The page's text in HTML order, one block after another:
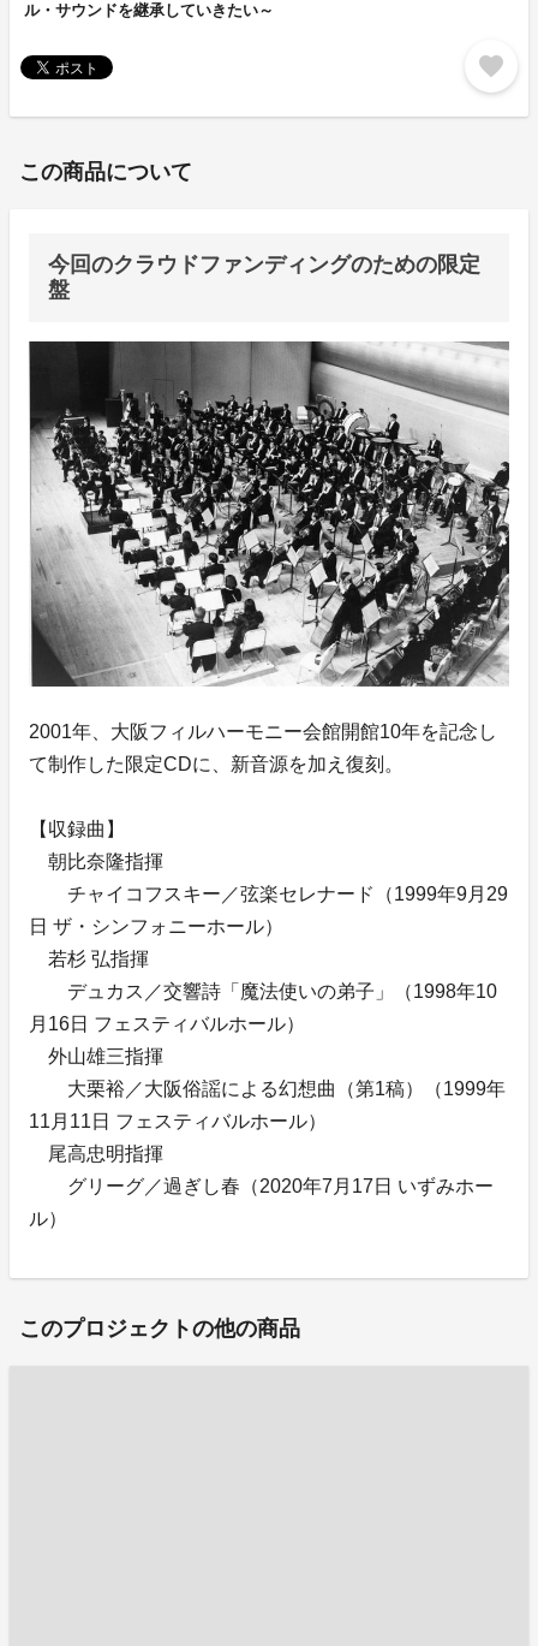
ル・サウンドを継承していきたい～
favorite
この商品について
今回のクラウドファンディングのための限定
盤
2001年、大阪フィルハーモニー会館開館10年を記念し
て制作した限定CDに、新音源を加え復刻。
【収録曲】
朝比奈隆指揮
チャイコフスキー／弦楽セレナード（1999年9月29
日 ザ・シンフォニーホール）
若杉 弘指揮
デュカス／交響詩「魔法使いの弟子」（1998年10
月16日 フェスティバルホール）
外山雄三指揮
大栗裕／大阪俗謡による幻想曲（第1稿）（1999年
11月11日 フェスティバルホール）
尾高忠明指揮
グリーグ／過ぎし春（2020年7月17日 いずみホー
ル）
このプロジェクトの他の商品